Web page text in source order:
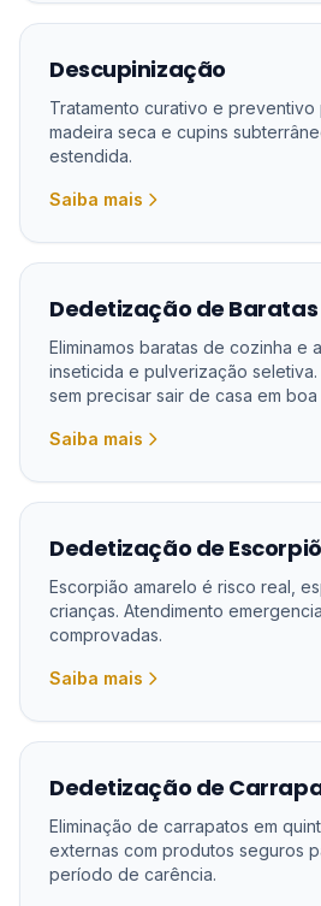
Descupinização
Tratamento curativo e preventivo
madeira seca e cupins
estendida.
Saiba mais
Dedetização de Baratas
Eliminamos baratas de cozinha e
inseticida e pulverização
sem precisar sair de casa em
Saiba mais
Dedetização de
Escorpião amarelo é risco real,
crianças. Atendimento
comprovadas.
Saiba mais
Dedetização de
Eliminação de carrapatos em
externas com produtos seguros
período de carência.